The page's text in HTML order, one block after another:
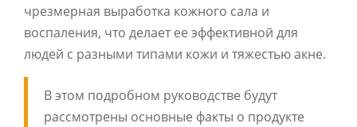
чрезмерная выработка кожного сала и
воспаления, что делает ее эффективной для
людей с разными типами кожи и тяжестью акне.
В этом подробном руководстве будут
рассмотрены основные факты о продукте